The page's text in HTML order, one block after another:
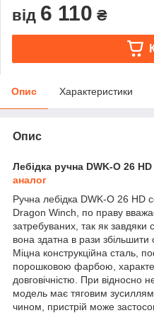
від 6 110 ₴
Опис Характеристики
Опис
Лебідка ручна DWK-O 26
аналог
Ручна лебідка DWK-O 26 HD
Dragon Winch, по праву
затребуваних, так як завдяки
вона здатна в рази збільшити
Міцна конструкційна сталь,
порошковою фарбою,
довговічністю. При відносно
модель має тяговим
чином, пристрій може